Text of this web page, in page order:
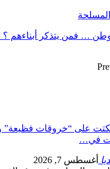
… فمن يتذكر أبناءهم
سكتت على “خروقات فظيعة”
في…
أغسطس 7, 2026